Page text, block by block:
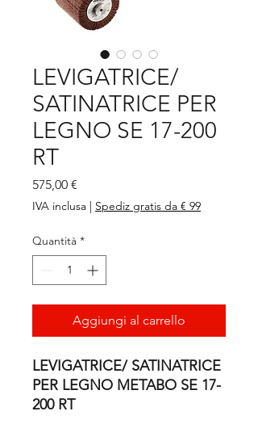
LEVIGATRICE/
SATINATRICE PER
LEGNO SE 17-200
RT
575,00 €
IVA inclusa | Spediz gratis da € 99
Quantità *
Aggiungi al carrello
LEVIGATRICE/ SATINATRICE
PER LEGNO METABO SE 17-
200 RT